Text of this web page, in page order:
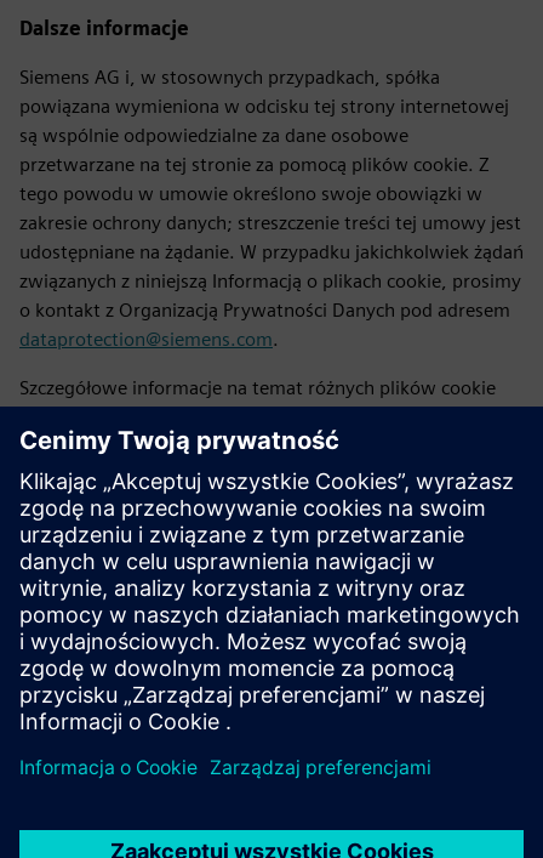
Dalsze informacje
Siemens AG i, w stosownych przypadkach, spółka
powiązana wymieniona w odcisku tej strony internetowej
są wspólnie odpowiedzialne za dane osobowe
przetwarzane na tej stronie za pomocą plików cookie. Z
tego powodu w umowie określono swoje obowiązki w
zakresie ochrony danych; streszczenie treści tej umowy jest
udostępniane na żądanie. W przypadku jakichkolwiek żądań
związanych z niniejszą Informacją o plikach cookie, prosimy
o kontakt z Organizacją Prywatności Danych pod adresem
dataprotection@siemens.com.
Szczegółowe informacje na temat różnych plików cookie
plik cookie) można znaleźć tutaj: